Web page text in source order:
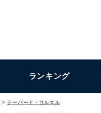
ランキング
テーパード・サルエル